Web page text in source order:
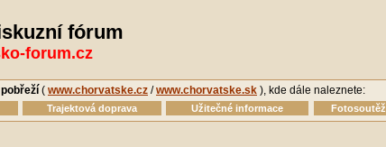
fórum
forum.cz
( www.chorvatske.cz /www.chorvatske.sk ), kde dále naleznete:
Trajektová doprava Užitečné informace Fotosoutěž